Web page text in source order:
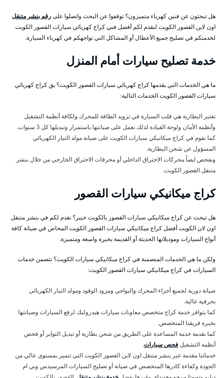
هل تبحثون عن فنين كهرباء متميزون؟ توقفوا عن البحث واتصلوا علىرقم بنشر متنقل
اون لاين القصور الكويت لنقدم لكم أفضل فني كراج كهربائي سيارات القصور الكويت
لخدمتكم في تصليح جميع الأعطال أو المشاكل التي تواجهكم في كهرباء السيارة.
خدمة تصليح سيارات أمام المنزل
ما هي الخدمات التي يقدمها كراج كهربائي سيارات القصور الكويت؟ يق كراج كهربائي
سيارات القصور الكويت الخدمات التالية:
تعتبر البطارية هي قلب السيارة في تزويد الطاقة للمحرك ولكافة أنظمة التشغيل
وأنظمة الأمان ولوحة القيادة لذلك نعمل على صيانتها باستمرار وتبديلها كل 3 سنوات.
كما نقوم في كراج ميكانيكي سيارات الكويت على صيانة مولد التيار الكهربائي
المسؤول عن شحن البطارية.
ونفحص ايضاً محركات الاحتراق الداخلي أو محرقات الاحتراق الخارجي من خلال بنشر
متنقل القصور الكويت.
كراج ميكانيكي سيارات القصور
هل تبحث عن كراج ميكانيكي سيارات القصور بالكويت خبير؟ نقدم لكم في بنشر متنقل
اون لان الكويت أفضل كراج ميكانيكي سيارات القصور الكويت المخاص في صيانة كافة
أنواع السيارات وموديلاتها الحديثة أو القديمة بخبرة واسعة ومتميزة.
ولكن ما هي الخدمات المتضمنة في كراج ميكانيكي سيارات الكويت؟ تتضمن خدمات
السيارات في كراج ميكانيكي سيارات القصور الكويت:
صيانة دورية لجميع أجزاء المحرك والبواجي ومزود الوقود ومولد التيار الكهربائي
بحرفية عالية.
كما يتوافر خدمة كراج متخصص معاونات سيارات هيدروليك لرفع السيارات وصيانتها
بخبرة فريقنا المتخصص.
كما نقدمة خدمة المساعدة على الطريق من شحن بطارية أو تبديل التواير أو فحص
أنظمة التشغيلفحص سيارات.
خدماتنا مقدمة عبر بنشر متنقل اون لاين القصور الكويت التي تتميز بمستوى عالي من
الجودة وكفاءة كادرها المتخصص في صيانة أو تصليح السيارات المرسيدس وبي ام